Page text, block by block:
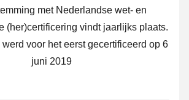
met Nederlandse wet- en
(her)certificering vindt jaarlijks plaats.
voor het eerst gecertificeerd op 6
juni 2019